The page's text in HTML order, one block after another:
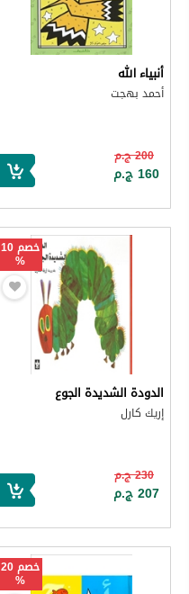
أنبياء الله
أحمد بهجت
200 ج.م
160 ج.م
خصم 10
%
الدودة الشديدة الجوع
إريك كارل
230 ج.م
207 ج.م
خصم 20
%